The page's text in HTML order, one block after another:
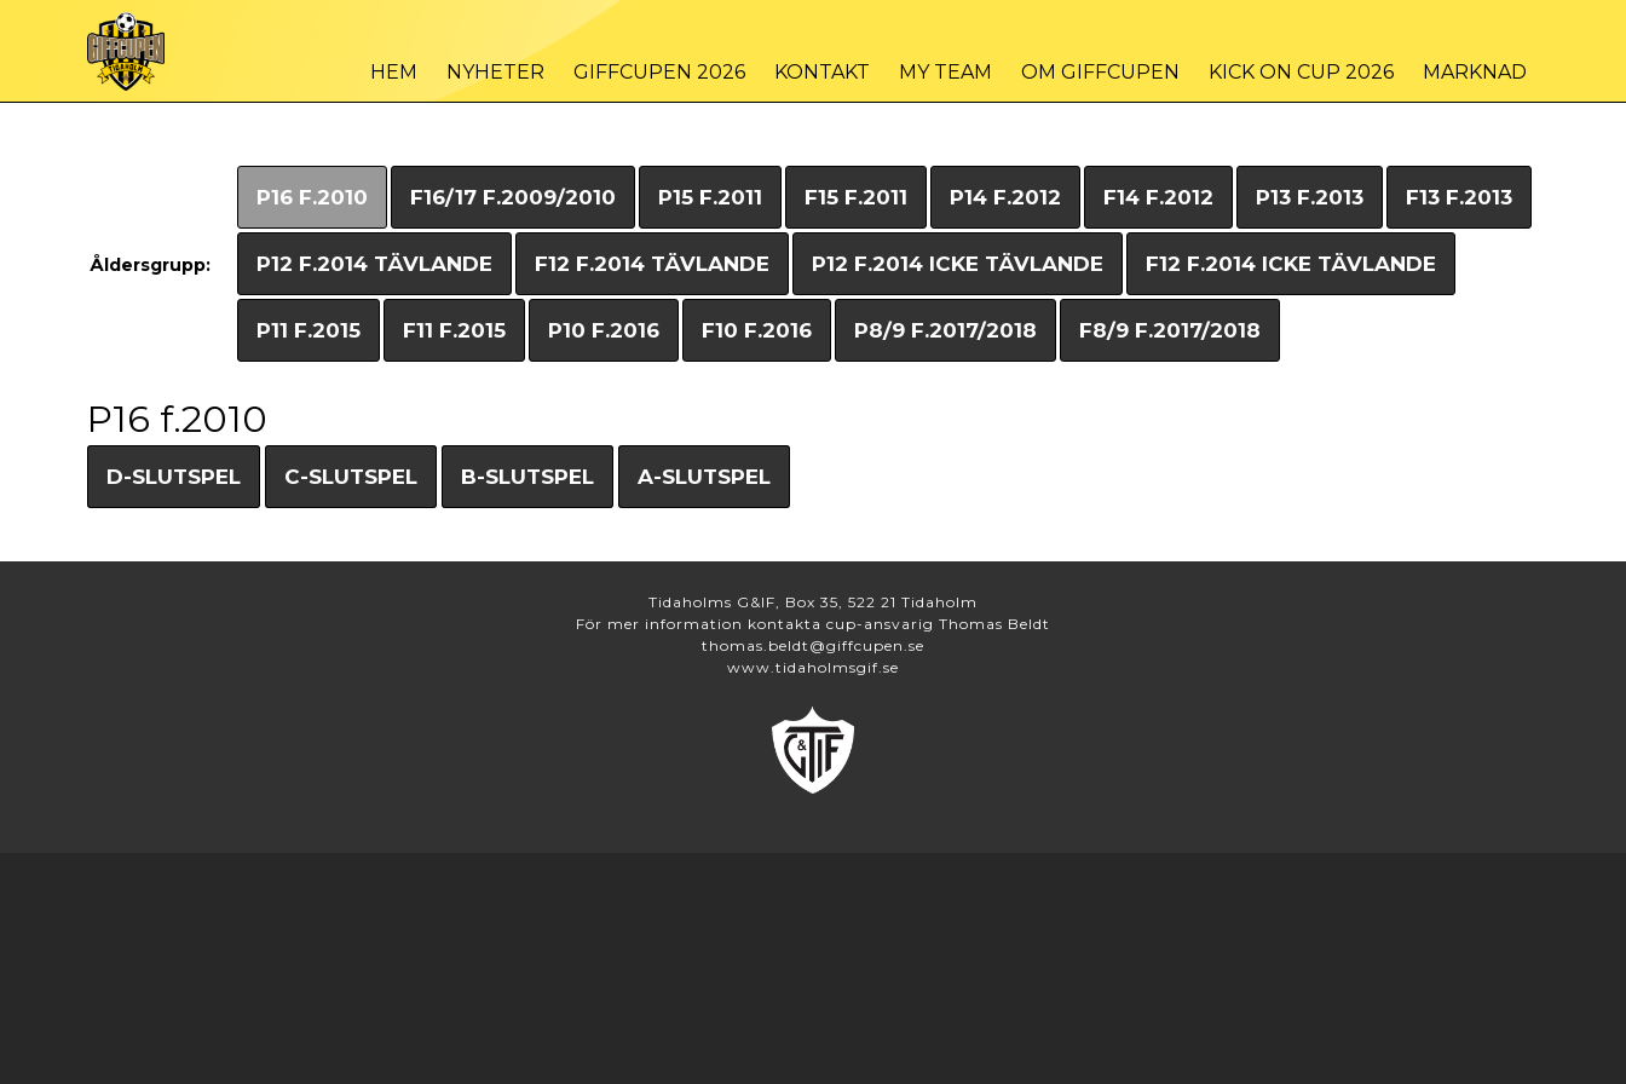
HEM NYHETER GIFFCUPEN 2026 KONTAKT MY TEAM OM GIFFCUPEN KICK ON CUP 2026 MARKNAD
Åldersgrupp:
P16 F.2010 F16/17 F.2009/2010 P15 F.2011 F15 F.2011 P14 F.2012 F14 F.2012 P13 F.2013 F13 F.2013
P12 F.2014 TÄVLANDE F12 F.2014 TÄVLANDE P12 F.2014 ICKE TÄVLANDE F12 F.2014 ICKE TÄVLANDE
P11 F.2015 F11 F.2015 P10 F.2016 F10 F.2016 P8/9 F.2017/2018 F8/9 F.2017/2018
P16 f.2010
D-SLUTSPEL C-SLUTSPEL B-SLUTSPEL A-SLUTSPEL
Tidaholms G&IF, Box 35, 522 21 Tidaholm
För mer information kontakta cup-ansvarig Thomas Beldt
thomas.beldt@giffcupen.se
www.tidaholmsgif.se